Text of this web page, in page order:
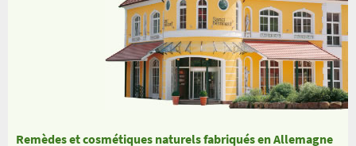
Remèdes et cosmétiques naturels fabriqués en Allemagne